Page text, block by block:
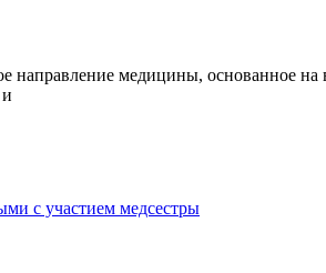
медицины, основанное на
с участием медсестры